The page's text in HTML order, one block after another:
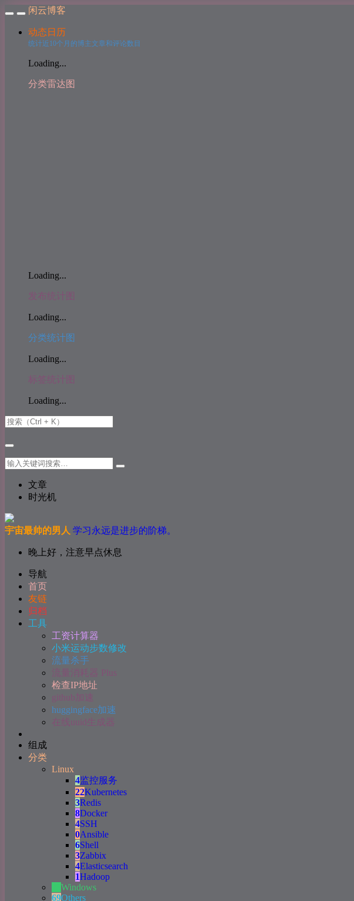
闲云博客
动态日历
统计近10个月的博主文章和评论数目
Loading...
分类雷达图
Loading...
发布统计图
Loading...
分类统计图
Loading...
标签统计图
Loading...
文章
时光机
宇宙最帅的男人 学习永远是进步的阶梯。
晚上好，注意早点休息
导航
首页
友链
归档
工具
工资计算器
小米运动步数修改
流量杀手
流量消耗器 Plus
检查IP地址
github加速
huggingface加速
在线uuid生成器
组成
分类
Linux
4监控服务
22Kubernetes
3Redis
8Docker
4SSH
0Ansible
6Shell
3Zabbix
4Elasticsearch
1Hadoop
Windows
69Others